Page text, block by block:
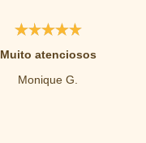
Muito atenciosos
Monique G.